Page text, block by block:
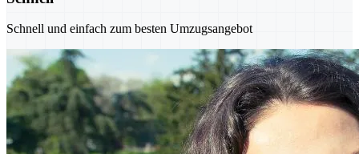
Schnell und einfach zum besten Umzugsangebot